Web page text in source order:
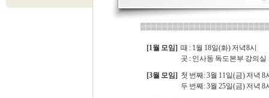
[1월 모임] 때 : 1월 18일(화) 저녁8시
곳 : 인사동 독도본부 강의실
[3월 모임] 첫 번째: 3월 11일(금) 저녁 8
두 번째: 3월 25일(금) 저녁 8